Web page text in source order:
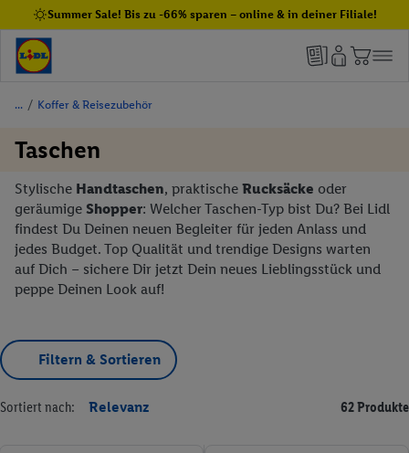
Summer Sale! Bis zu -66% sparen – online & in deiner Filiale!
/ Koffer & Reisezubehör
Taschen
Stylische Handtaschen, praktische Rucksäcke oder
geräumige Shopper: Welcher Taschen-Typ bist Du? Bei Lidl
findest Du Deinen neuen Begleiter für jeden Anlass und
jedes Budget. Top Qualität und trendige Designs warten
auf Dich – sichere Dir jetzt Dein neues Lieblingsstück und
peppe Deinen Look auf!
Filtern & Sortieren
Sortiert nach: Relevanz 62 Produkte